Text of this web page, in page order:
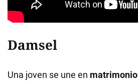
Damsel
Una joven se une en matrimonio